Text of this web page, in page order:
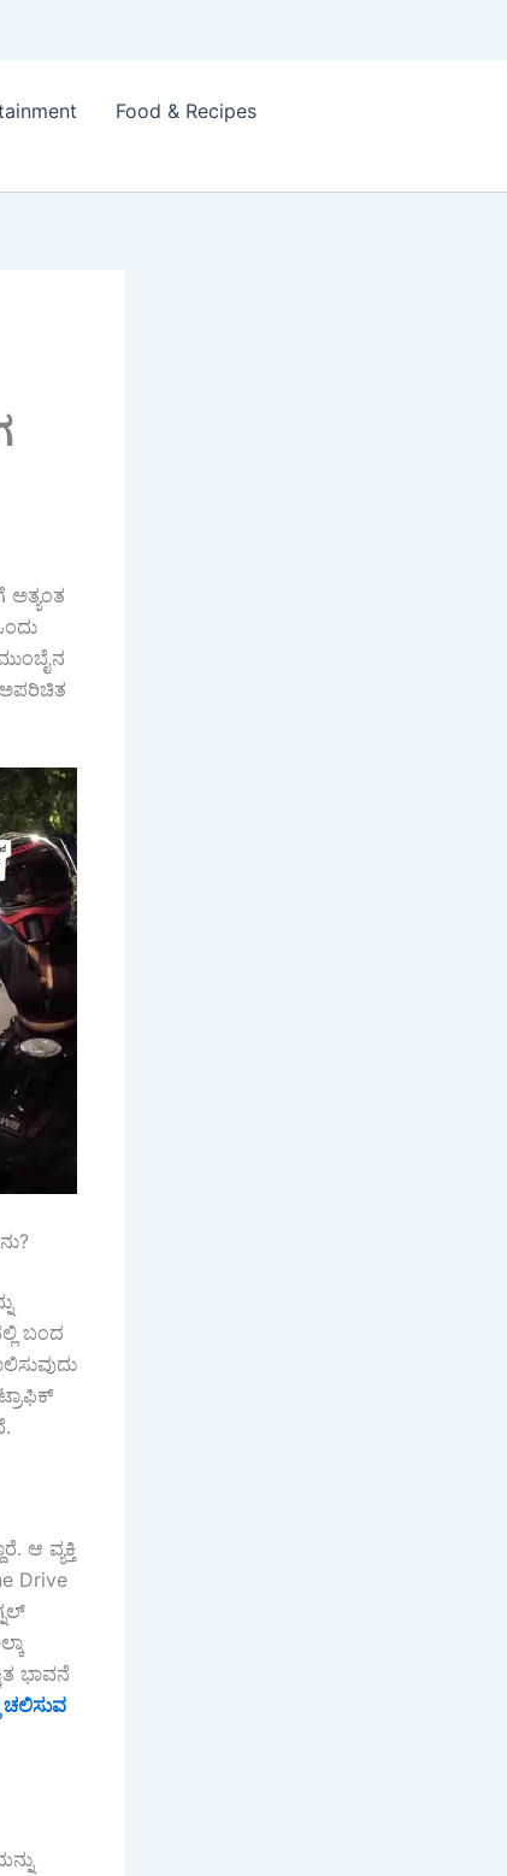
Food & Recipes
ಅಪರಿಚಿತ
ಬಂದ
ಆ ವ್ಯಕ್ತಿ
Drive
ಭಾವನೆ
ಚಲಿಸುವ